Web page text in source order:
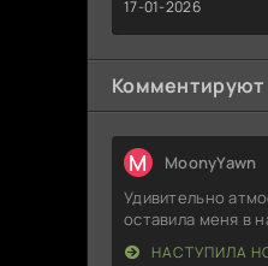
17-01-2026
Комментируют
M MoonyYawn
Удивительно
оставила меня в
НАСТУПИЛА